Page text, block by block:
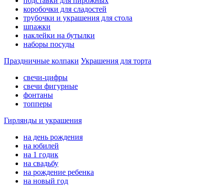
коробочки для сладостей
трубочки и украшения для стола
шпажки
наклейки на бутылки
наборы посуды
Праздничные колпаки Украшения для торта
свечи-цифры
свечи фигурные
фонтаны
топперы
Гирлянды и украшения
на день рождения
на юбилей
на 1 годик
на свадьбу
на рождение ребенка
на новый год